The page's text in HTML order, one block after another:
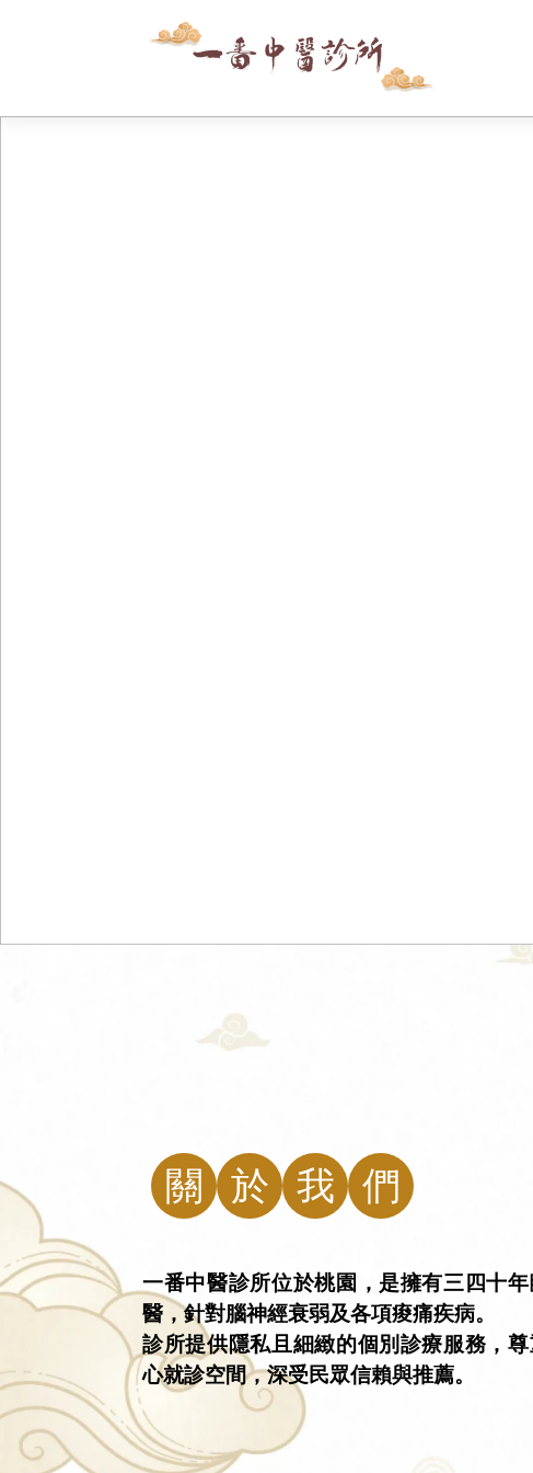
關 於 我 們
一番中醫診所位於桃園，是擁有三四十
醫，針對腦神經衰弱及各項痠痛疾病。
診所提供隱私且細緻的個別診療服務，
心就診空間，深受民眾信賴與推薦。